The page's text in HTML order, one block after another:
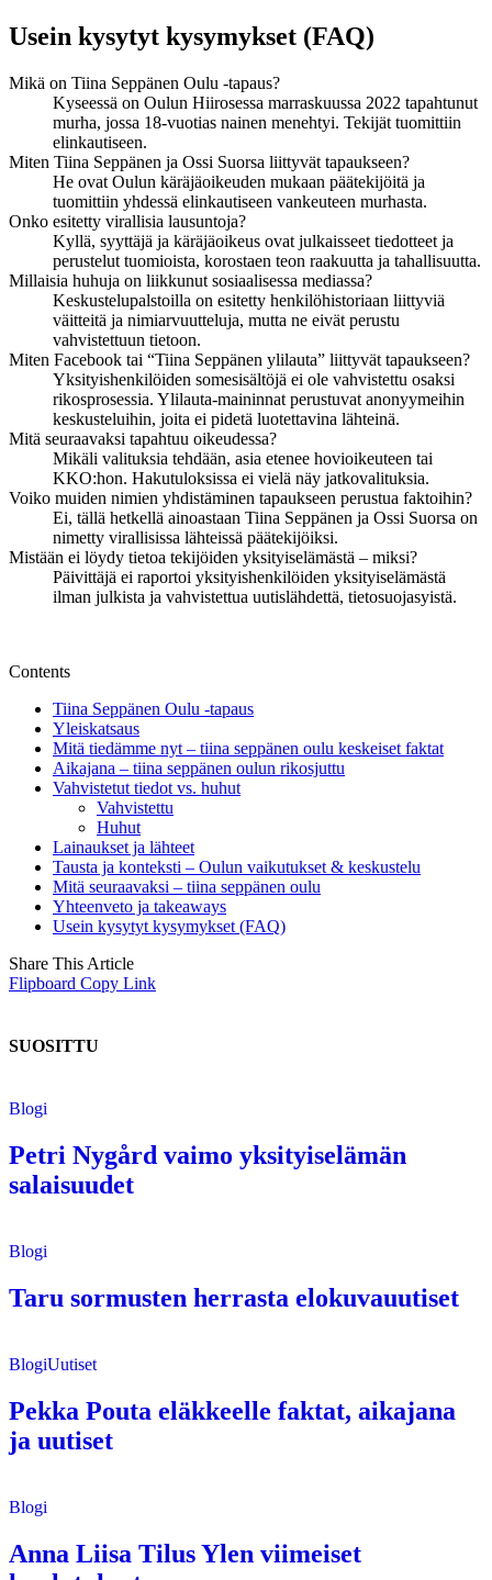
Usein kysytyt kysymykset (FAQ)
Mikä on Tiina Seppänen Oulu -tapaus?
Kyseessä on Oulun Hiirosessa marraskuussa 2022 tapahtunut
murha, jossa 18-vuotias nainen menehtyi. Tekijät tuomittiin
elinkautiseen.
Miten Tiina Seppänen ja Ossi Suorsa liittyvät tapaukseen?
He ovat Oulun käräjäoikeuden mukaan päätekijöitä ja
tuomittiin yhdessä elinkautiseen vankeuteen murhasta.
Onko esitetty virallisia lausuntoja?
Kyllä, syyttäjä ja käräjäoikeus ovat julkaisseet tiedotteet ja
perustelut tuomioista, korostaen teon raakuutta ja tahallisuutta.
Millaisia huhuja on liikkunut sosiaalisessa mediassa?
Keskustelupalstoilla on esitetty henkilöhistoriaan liittyviä
väitteitä ja nimiarvuutteluja, mutta ne eivät perustu
vahvistettuun tietoon.
Miten Facebook tai “Tiina Seppänen ylilauta” liittyvät tapaukseen?
Yksityishenkilöiden somesisältöjä ei ole vahvistettu osaksi
rikosprosessia. Ylilauta-maininnat perustuvat anonyymeihin
keskusteluihin, joita ei pidetä luotettavina lähteinä.
Mitä seuraavaksi tapahtuu oikeudessa?
Mikäli valituksia tehdään, asia etenee hovioikeuteen tai
KKO:hon. Hakutuloksissa ei vielä näy jatkovalituksia.
Voiko muiden nimien yhdistäminen tapaukseen perustua faktoihin?
Ei, tällä hetkellä ainoastaan Tiina Seppänen ja Ossi Suorsa on
nimetty virallisissa lähteissä päätekijöiksi.
Mistään ei löydy tietoa tekijöiden yksityiselämästä – miksi?
Päivittäjä ei raportoi yksityishenkilöiden yksityiselämästä
ilman julkista ja vahvistettua uutislähdettä, tietosuojasyistä.
Contents
Tiina Seppänen Oulu -tapaus
Yleiskatsaus
Mitä tiedämme nyt – tiina seppänen oulu keskeiset faktat
Aikajana – tiina seppänen oulun rikosjuttu
Vahvistetut tiedot vs. huhut
Vahvistettu
Huhut
Lainaukset ja lähteet
Tausta ja konteksti – Oulun vaikutukset & keskustelu
Mitä seuraavaksi – tiina seppänen oulu
Yhteenveto ja takeaways
Usein kysytyt kysymykset (FAQ)
Share This Article
Flipboard Copy Link
SUOSITTU
Blogi
Petri Nygård vaimo yksityiselämän
salaisuudet
Blogi
Taru sormusten herrasta elokuvauutiset
BlogiUutiset
Pekka Pouta eläkkeelle faktat, aikajana
ja uutiset
Blogi
Anna Liisa Tilus Ylen viimeiset